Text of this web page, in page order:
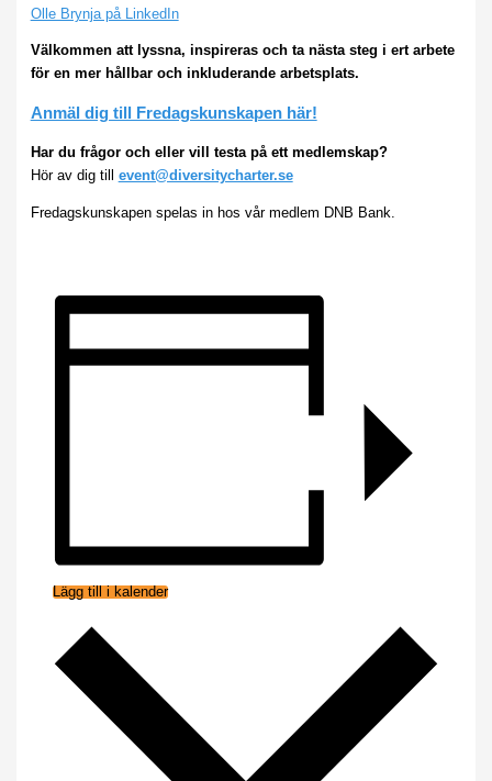
Olle Brynja på LinkedIn
Välkommen att lyssna, inspireras och ta nästa steg i ert arbete
för en mer hållbar och inkluderande arbetsplats.
Anmäl dig till Fredagskunskapen här!
Har du frågor och eller vill testa på ett medlemskap?
Hör av dig till event@diversitycharter.se
Fredagskunskapen spelas in hos vår medlem DNB Bank.
Lägg till i kalender